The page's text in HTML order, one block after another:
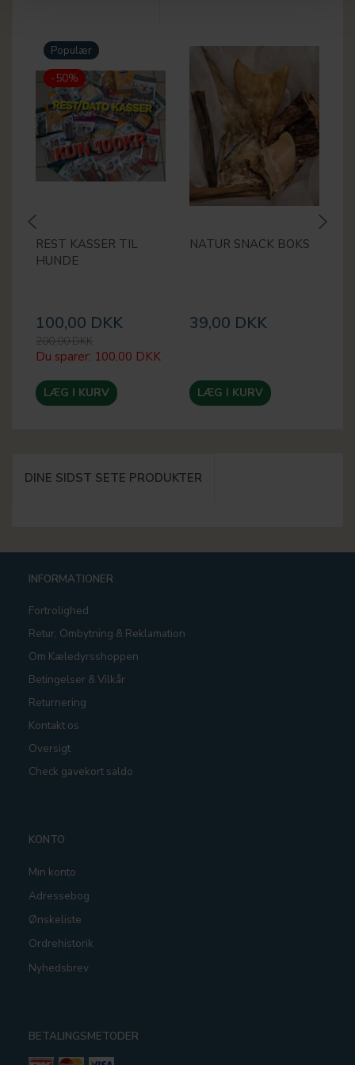
Populær
-50%
REST KASSER TIL
HUNDE
100,00 DKK
200,00 DKK
Du sparer: 100,00 DKK
LÆG I KURV
NATUR SNACK BOKS
39,00 DKK
LÆG I KURV
DINE SIDST SETE PRODUKTER
INFORMATIONER
Fortrolighed
Retur, Ombytning & Reklamation
Om Kæledyrsshoppen
Betingelser & Vilkår
Returnering
Kontakt os
Oversigt
Check gavekort saldo
KONTO
Min konto
Adressebog
Ønskeliste
Ordrehistorik
Nyhedsbrev
BETALINGSMETODER